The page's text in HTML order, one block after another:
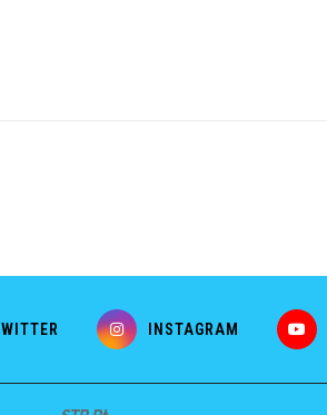
INSTAGRAM